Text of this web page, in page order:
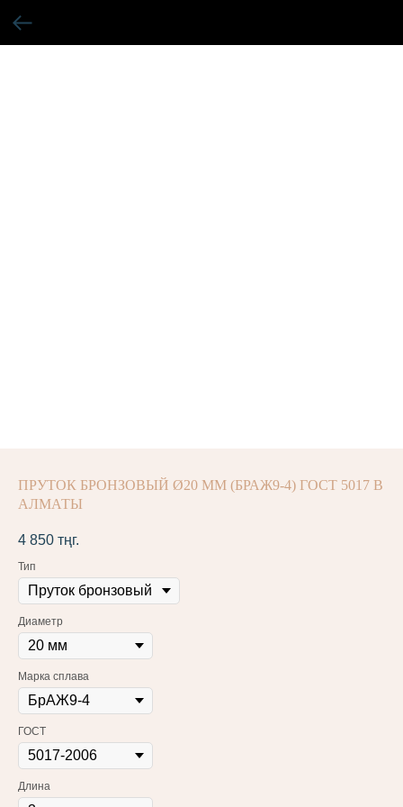
ПРУТОК БРОНЗОВЫЙ Ø20 ММ (БРАЖ9-4) ГОСТ 5017 В
АЛМАТЫ
4 850 тңг.
Тип
Диаметр
Марка сплава
ГОСТ
Длина